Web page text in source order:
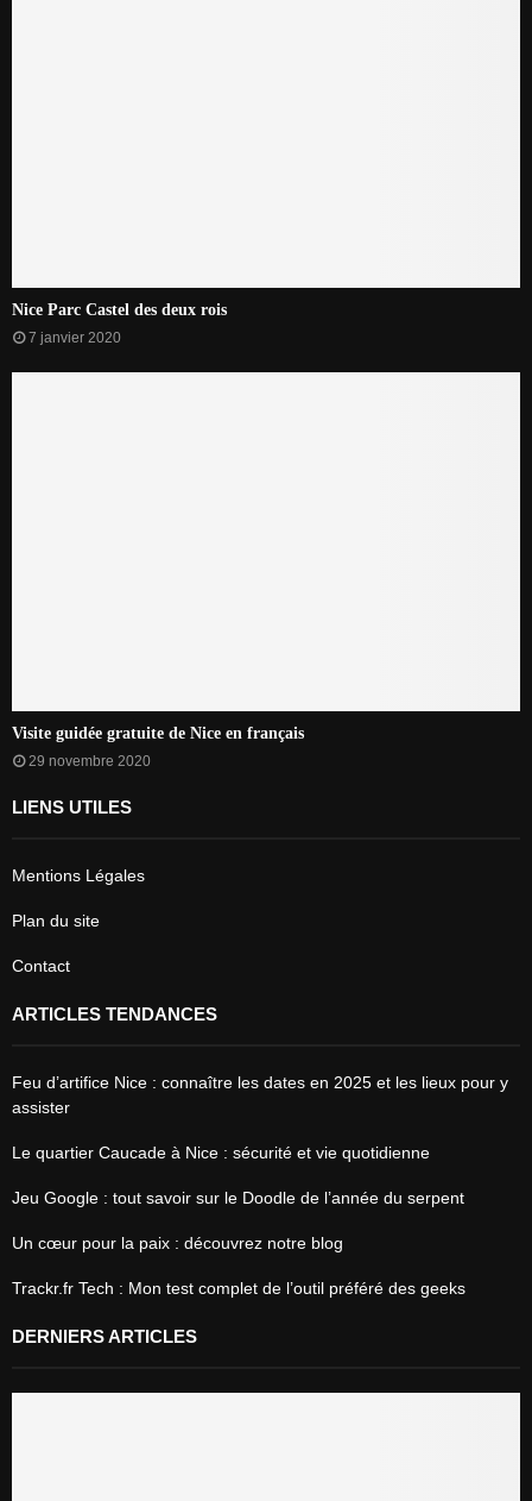
Nice Parc Castel des deux rois
7 janvier 2020
Visite guidée gratuite de Nice en français
29 novembre 2020
LIENS UTILES
Mentions Légales
Plan du site
Contact
ARTICLES TENDANCES
Feu d’artifice Nice : connaître les dates en 2025 et les lieux pour y
assister
Le quartier Caucade à Nice : sécurité et vie quotidienne
Jeu Google : tout savoir sur le Doodle de l’année du serpent
Un cœur pour la paix : découvrez notre blog
Trackr.fr Tech : Mon test complet de l’outil préféré des geeks
DERNIERS ARTICLES